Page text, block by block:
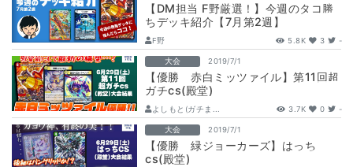
【DM担当 F野厳選！】今週のタコ勝
ちデッキ紹介【7月第2週】
F野 5.8K 3 -
大会 2019/7/1
【優勝 赤白ミッツァイル】第11回超
ガチcs(殿堂)
よしもと(ガチま... 3.7K 0 -
大会 2019/7/1
【優勝 緑ジョーカーズ】はっち
cs(殿堂)